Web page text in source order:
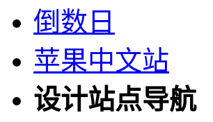
倒数日
苹果中文站
设计站点导航